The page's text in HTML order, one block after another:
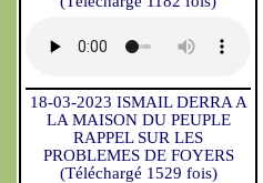
18-03-2023 ISMAIL DERRA A
LA MAISON DU PEUPLE
RAPPEL SUR LES
PROBLEMES DE FOYERS
(Téléchargé 1529 fois)